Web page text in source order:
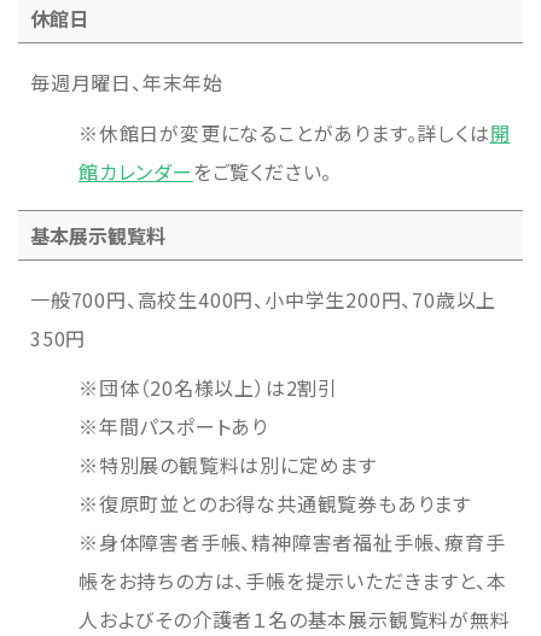
トップページ Index
本日の博物館 Today
博物館のご案内
アクセス
各種申請 Applications
トピックス Topics
休館日
毎週月曜日、年末年始
※休館日が変更になることがあります。詳しくは開
館カレンダー をご覧ください。
基本展示観覧料
一般700円、高校生400円、小中学生200円、70歳以上
350円
※団体（20名様以上）は2割引
※年間パスポートあり
※特別展の観覧料は別に定めます
※復原町並とのお得な共通観覧券もあります
※身体障害者手帳、精神障害者福祉手帳、療育手
帳をお持ちの方は、手帳を提示いただきますと、本
人およびその介護者１名の基本展示観覧料が無料